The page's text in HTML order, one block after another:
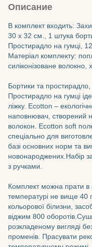
Описание
В комплект входить:
30 х 32 см., 1 штука
Простирадло на гумці,
Матеріал комплекту:
силіконізоване
Бортики та простирадло,
Простирадло на гумці
ліжку. Ecotton –
наповнювач, створений
волокон. Ecotton soft
спеціально для
базі основних норм та
новонароджених.Набір
з ручками.
Комплект можна прати в
температурі не вище 40
кольорової білизни,
віджим 800
розкладеному вигляді
променів. Прасувати